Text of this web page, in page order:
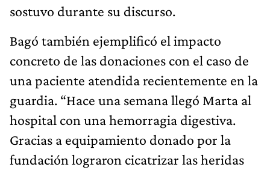
sostuvo durante su discurso.
Bagó también ejemplificó el impacto
concreto de las donaciones con el caso de
una paciente atendida recientemente en la
guardia. “Hace una semana llegó Marta al
hospital con una hemorragia digestiva.
Gracias a equipamiento donado por la
fundación lograron cicatrizar las heridas